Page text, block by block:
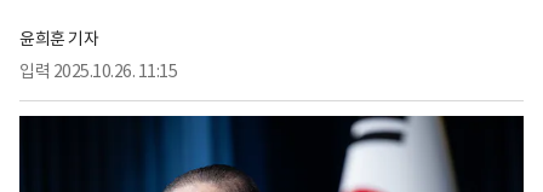
윤희훈 기자
입력 2025.10.26. 11:15